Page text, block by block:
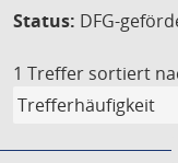
Status: DFG-
1 Treffer sortiert